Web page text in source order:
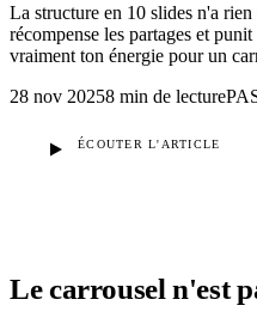
La structure en 10 slides n'a
récompense les partages et
vraiment ton énergie pour un
28 nov 20258 min de lecture
ÉCOUTER L'ARTICLE
Le carrousel n'est